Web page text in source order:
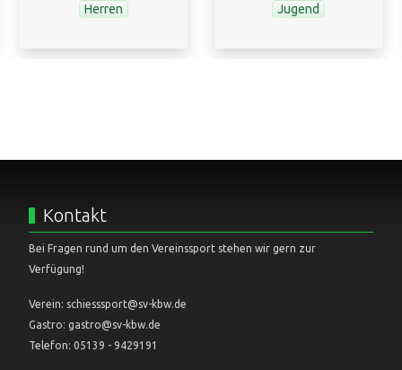
Herren Jugend
Kontakt
Bei Fragen rund um den Vereinssport stehen wir gern zur
Verfügung!
Verein: schiesssport@sv-kbw.de
Gastro: gastro@sv-kbw.de
Telefon: 05139 - 9429191